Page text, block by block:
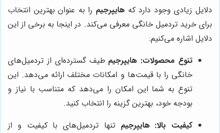
دلایل زیادی وجود دارد که هایپرجیم را به عنوان بهترین انتخاب
برای خرید تردمیل خانگی معرفی می‌کند. در اینجا به برخی از این
دلایل اشاره می‌کنیم:
تنوع محصولات: هایپرجیم طیف گسترده‌ای از تردمیل‌های
خانگی را با قیمت‌ها و امکانات مختلف ارائه می‌دهد. این
تنوع به شما این امکان را می‌دهد که متناسب با نیاز و
بودجه خود، بهترین گزینه را انتخاب کنید.
کیفیت بالا: هایپرجیم تنها تردمیل‌های با کیفیت و از